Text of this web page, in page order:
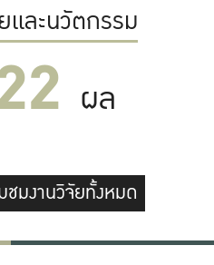
และนวัตกรรม
ผล
ชมงานวิจัยทั้งหมด